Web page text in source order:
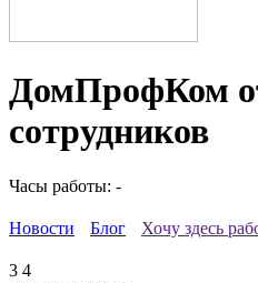
ДомПрофКом
сотрудников
Часы работы: -
Новости Блог Хочу здесь
3 4